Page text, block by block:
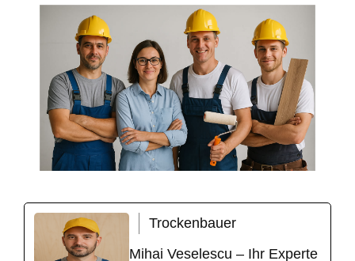
Trockenbauer
Mihai Veselescu – Ihr Experte